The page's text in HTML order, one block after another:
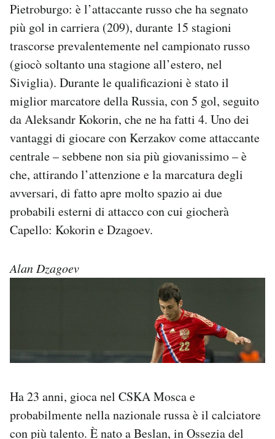
Pietroburgo: è l’attaccante russo che ha segnato
più gol in carriera (209), durante 15 stagioni
trascorse prevalentemente nel campionato russo
(giocò soltanto una stagione all’estero, nel
Siviglia). Durante le qualificazioni è stato il
miglior marcatore della Russia, con 5 gol, seguito
da Aleksandr Kokorin, che ne ha fatti 4. Uno dei
vantaggi di giocare con Kerzakov come attaccante
centrale – sebbene non sia più giovanissimo – è
che, attirando l’attenzione e la marcatura degli
avversari, di fatto apre molto spazio ai due
probabili esterni di attacco con cui giocherà
Capello: Kokorin e Dzagoev.
Alan Dzagoev
Ha 23 anni, gioca nel CSKA Mosca e
probabilmente nella nazionale russa è il calciatore
con più talento. È nato a Beslan, in Ossezia del